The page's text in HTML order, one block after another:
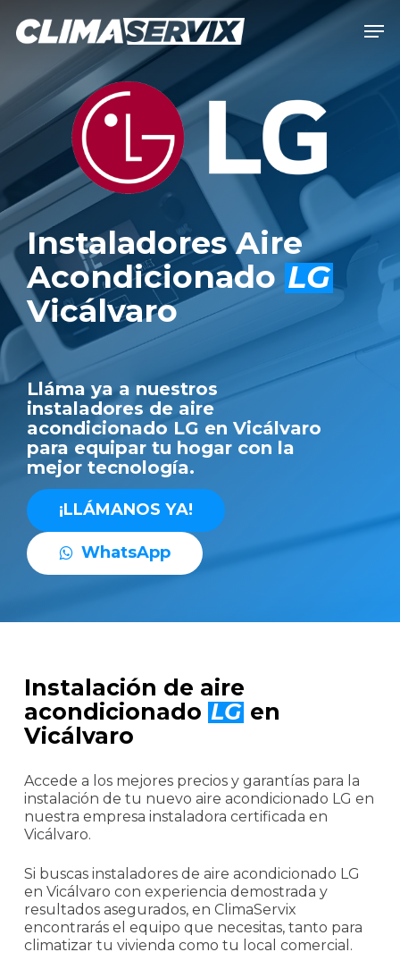
content
Instaladores Aire
AcondicionadoLG
Vicálvaro
Lláma ya a nuestros
instaladores de aire
acondicionado LG en Vicálvaro
para equipar tu hogar con la
mejor tecnología.
¡LLÁMANOS YA!
WhatsApp
Instalación de aire
acondicionado LG en
Vicálvaro
Accede a los mejores precios y garantías para la
instalación de tu nuevo aire acondicionado LG en
nuestra empresa instaladora certificada en
Vicálvaro.
Si buscas instaladores de aire acondicionado LG
en Vicálvaro con experiencia demostrada y
resultados asegurados, en ClimaServix
encontrarás el equipo que necesitas, tanto para
climatizar tu vivienda como tu local comercial.
Menu